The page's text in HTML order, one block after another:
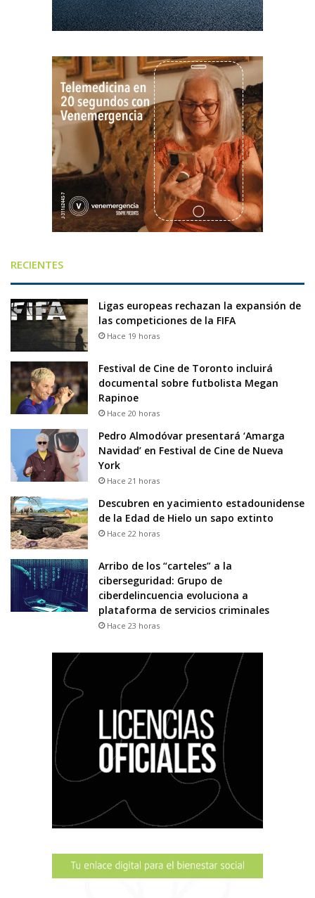
RECIENTES
Ligas europeas rechazan la expansión de
las competiciones de la FIFA
Hace 19 horas
Festival de Cine de Toronto incluirá
documental sobre futbolista Megan
Rapinoe
Hace 20 horas
Pedro Almodóvar presentará ‘Amarga
Navidad’ en Festival de Cine de Nueva
York
Hace 21 horas
Descubren en yacimiento estadounidense
de la Edad de Hielo un sapo extinto
Hace 22 horas
Arribo de los “carteles” a la
ciberseguridad: Grupo de
ciberdelincuencia evoluciona a
plataforma de servicios criminales
Hace 23 horas